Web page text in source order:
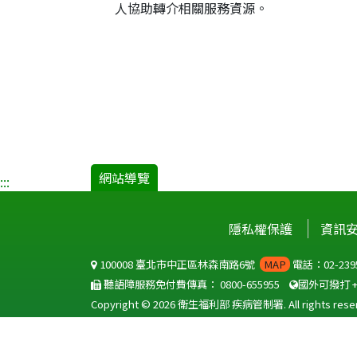
人協助轉介相關服務資源。
::: 網站導覽
隱私權保護 資訊
100008 臺北市中正區林森南路6號 MAP 電話：02-
聽語障服務免付費傳真： 0800-655955 國外可撥打
Copyright © 2026 衛生福利部 疾病管制署. All rights